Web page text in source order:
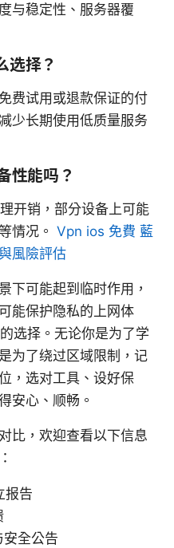
与稳定性、服务器覆
选择？
费试用或退款保证的付
少长期使用低质量服务
性能吗？
开销，部分设备上可能
情况。 Vpn ios 免費 藍
風險評估
下可能起到临时作用，
能保护隐私的上网体
选择。无论你是为了学
为了绕过区域限制，记
，选对工具、设好保
安心、顺畅。
比，欢迎查看以下信息
报告
全公告